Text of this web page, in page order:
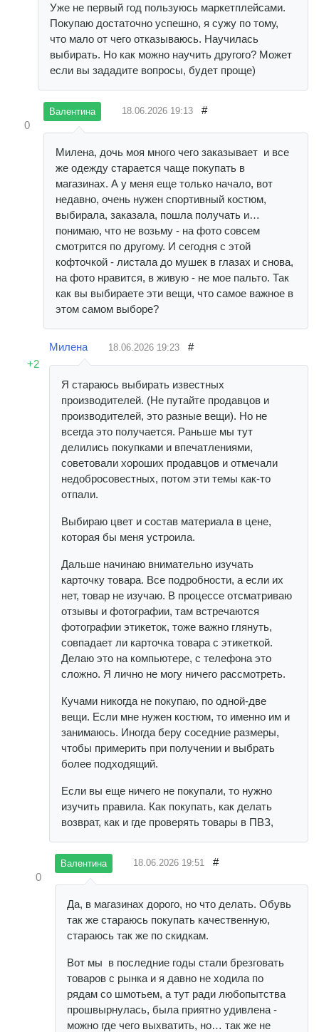
Уже не первый год пользуюсь маркетплейсами.
Покупаю достаточно успешно, я сужу по тому,
что мало от чего отказываюсь. Научилась
выбирать. Но как можно научить другого? Может
если вы зададите вопросы, будет проще)
0
Валентина 18.06.2026 19:13 #
Милена, дочь моя много чего заказывает и все
же одежду старается чаще покупать в
магазинах. А у меня еще только начало, вот
недавно, очень нужен спортивный костюм,
выбирала, заказала, пошла получать и…
понимаю, что не возьму - на фото совсем
смотрится по другому. И сегодня с этой
кофточкой - листала до мушек в глазах и снова,
на фото нравится, в живую - не мое пальто. Так
как вы выбираете эти вещи, что самое важное в
этом самом выборе?
+2
Милена 18.06.2026 19:23 #
Я стараюсь выбирать известных
производителей. (Не путайте продавцов и
производителей, это разные вещи). Но не
всегда это получается. Раньше мы тут
делились покупками и впечатлениями,
советовали хороших продавцов и отмечали
недобросовестных, потом эти темы как-то
отпали.
Выбираю цвет и состав материала в цене,
которая бы меня устроила.
Дальше начинаю внимательно изучать
карточку товара. Все подробности, а если их
нет, товар не изучаю. В процессе отсматриваю
отзывы и фотографии, там встречаются
фотографии этикеток, тоже важно глянуть,
совпадает ли карточка товара с этикеткой.
Делаю это на компьютере, с телефона это
сложно. Я лично не могу ничего рассмотреть.
Кучами никогда не покупаю, по одной-две
вещи. Если мне нужен костюм, то именно им и
занимаюсь. Иногда беру соседние размеры,
чтобы примерить при получении и выбрать
более подходящий.
Если вы еще ничего не покупали, то нужно
изучить правила. Как покупать, как делать
возврат, как и где проверять товары в ПВЗ,
0
Валентина 18.06.2026 19:51 #
Да, в магазинах дорого, но что делать. Обувь
так же стараюсь покупать качественную,
стараюсь так же по скидкам.
Вот мы в последние годы стали брезговать
товаров с рынка и я давно не ходила по
рядам со шмотьем, а тут ради любопытства
прошвырнулась, была приятно удивлена -
можно где чего выхватить, но… так же не